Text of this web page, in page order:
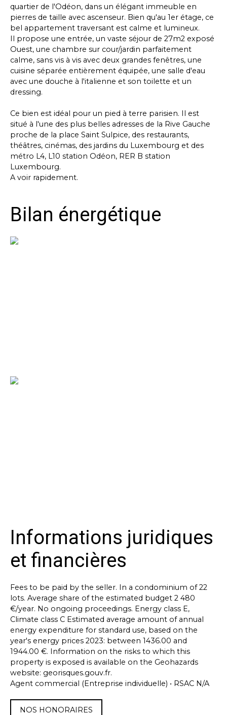
quartier de l'Odéon, dans un élégant immeuble en
pierres de taille avec ascenseur. Bien qu'au 1er étage, ce
bel appartement traversant est calme et lumineux.
Il propose une entrée, un vaste séjour de 27m2 exposé
Ouest, une chambre sur cour/jardin parfaitement
calme, sans vis à vis avec deux grandes fenêtres, une
cuisine séparée entièrement équipée, une salle d'eau
avec une douche à l'italienne et son toilette et un
dressing.
Ce bien est idéal pour un pied à terre parisien. Il est
situé à l'une des plus belles adresses de la Rive Gauche
proche de la place Saint Sulpice, des restaurants,
théâtres, cinémas, des jardins du Luxembourg et des
métro L4, L10 station Odéon, RER B station
Luxembourg.
A voir rapidement.
Bilan énergétique
Informations juridiques
et financières
Fees to be paid by the seller. In a condominium of 22
lots. Average share of the estimated budget 2 480
€/year. No ongoing proceedings. Energy class E,
Climate class C Estimated average amount of annual
energy expenditure for standard use, based on the
year's energy prices 2023: between 1436.00 and
1944.00 €. Information on the risks to which this
property is exposed is available on the Geohazards
website: georisques.gouv.fr.
Agent commercial (Entreprise individuelle) • RSAC N/A
NOS HONORAIRES